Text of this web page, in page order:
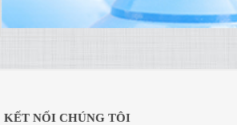
KẾT NỐI CHÚNG TÔI